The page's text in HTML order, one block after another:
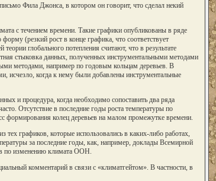
Фила Джонса, в котором он говорит, что сделал некий
с течением времени. Такие графики опубликованы в ряде
(резкий рост в конце графика, что соответствует
глобального потепления считают, что в результате
стыковка данных, полученных инструментальными методами
методами, например по годовым кольцам деревьев. В
исчезло, когда к нему были добавлены инструментальные
и процедура, когда необходимо сопоставить два ряда
Отсутствие в последние годы роста температуры по
колец деревьев на малом промежутке времени.
графиков, которые использовались в каких-либо работах,
за последние годы, как, например, доклады Всемирной
по изменению климата ООН.
комментарий в связи с «климатгейтом». В частности, в